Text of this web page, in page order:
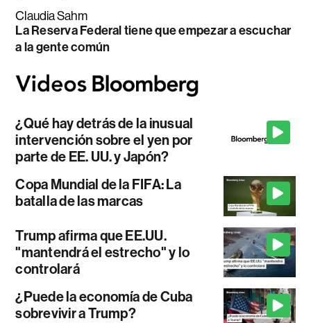
Claudia Sahm
La Reserva Federal tiene que empezar a escuchar
a la gente común
¿Qué hay detrás de la inusual
intervención sobre el yen por
parte de EE. UU. y Japón?
Copa Mundial de la FIFA: La
batalla de las marcas
Trump afirma que EE.UU.
"mantendrá el estrecho" y lo
controlará
¿Puede la economía de Cuba
sobrevivir a Trump?